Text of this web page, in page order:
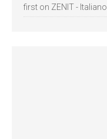
first on ZENIT - Italiano.